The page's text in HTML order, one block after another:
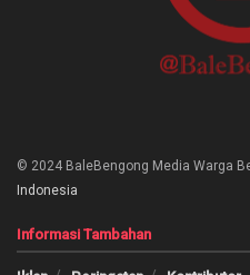
© 2024 BaleBengong Media Warga
Indonesia
Informasi Tambahan